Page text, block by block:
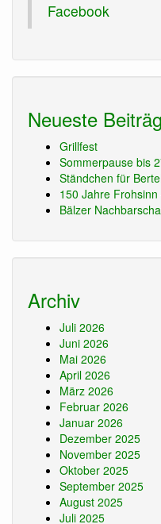
Facebook
Neueste
Grillfest
Sommerpause bis
Ständchen für
150 Jahre
Bälzer
Archiv
Juli 2026
Juni 2026
Mai 2026
April 2026
März 2026
Februar 2026
Januar 2026
Dezember 2025
November 2025
Oktober 2025
September 2025
August 2025
Juli 2025